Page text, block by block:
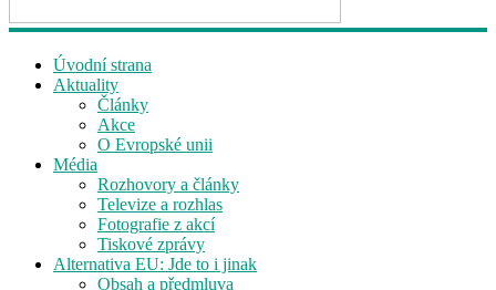
Úvodní strana
Aktuality
Články
Akce
O Evropské unii
Média
Rozhovory a články
Televize a rozhlas
Fotografie z akcí
Tiskové zprávy
Alternativa EU: Jde to i jinak
Obsah a předmluva